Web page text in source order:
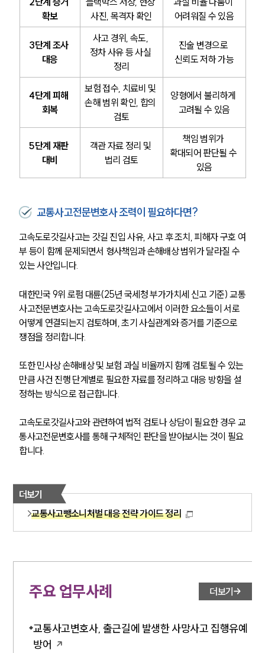
업무분야
음주교통사고대응부 업무
전체
구성원 소개
음주운전·교통사고전문변호사추천
소식/자료
공지사항
법률서식
뉴스레터/브로슈어
대륜법률상담예약
대륜법률상담예약
확보
사진, 목격자 확인
어려워질 수 있음
3단계 조사
대응
사고 경위, 속도,
정차 사유 등 사실
정리
진술 변경으로
신뢰도 저하 가능
4단계 피해
회복
보험 접수, 치료비 및
손해 범위 확인, 합의
검토
양형에서 불리하게
고려될 수 있음
5단계 재판
대비
객관 자료 정리 및
법리 검토
책임 범위가
확대되어 판단될 수
있음
교통사고전문변호사 조력이 필요하다면?
고속도로갓길사고는 갓길 진입 사유, 사고 후 조치, 피해자 구호 여
부 등이 함께 문제되면서 형사책임과 손해배상 범위가 달라질 수
있는 사안입니다.
대한민국 9위 로펌 대륜(25년 국세청 부가가치세 신고 기준) 교통
사고전문변호사는 고속도로갓길사고에서 이러한 요소들이 서로
어떻게 연결되는지 검토하며, 초기 사실관계와 증거를 기준으로
쟁점을 정리합니다.
또한 민사상 손해배상 및 보험 과실 비율까지 함께 검토될 수 있는
만큼 사건 진행 단계별로 필요한 자료를 정리하고 대응 방향을 설
정하는 방식으로 접근합니다.
고속도로갓길사고와 관련하여 법적 검토나 상담이 필요한 경우 교
통사고전문변호사를 통해 구체적인 판단을 받아보시는 것이 필요
합니다.
더보기
교통사고뺑소니처벌 대응 전략 가이드 정리
주요 업무사례 더보기
교통사고변호사, 출근길에 발생한 사망사고 집행유예
방어